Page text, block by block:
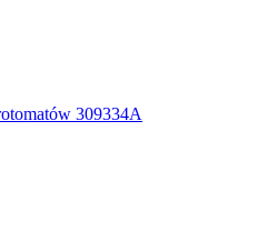
309334A